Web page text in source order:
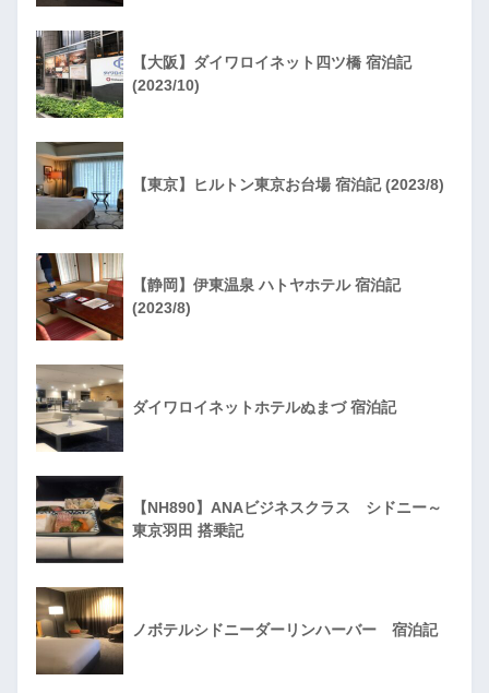
【大阪】ダイワロイネット四ツ橋 宿泊記
(2023/10)
【東京】ヒルトン東京お台場 宿泊記 (2023/8)
【静岡】伊東温泉 ハトヤホテル 宿泊記
(2023/8)
ダイワロイネットホテルぬまづ 宿泊記
【NH890】ANAビジネスクラス シドニー～
東京羽田 搭乗記
ノボテルシドニーダーリンハーバー 宿泊記